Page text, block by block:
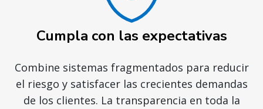
Cumpla con las expectativas
Combine sistemas fragmentados para reducir
el riesgo y satisfacer las crecientes demandas
de los clientes. La transparencia en toda la